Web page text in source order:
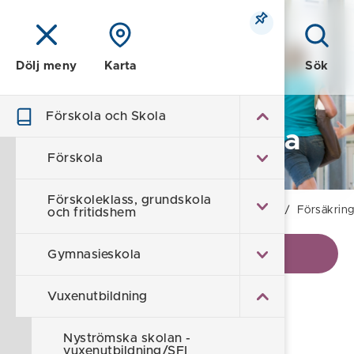
Meny Sök
Dölj meny Karta
Förskola och Skola
Förskola
Förskoleklass, grundskola
och fritidshem
Gymnasieskola
Vuxenutbildning
Nyströmska skolan -
vuxenutbildning/SFI
Förskola och Skola
/ Förskola och Skola Vuxenutbildning /
Visa kontaktinformation
Försäkringar